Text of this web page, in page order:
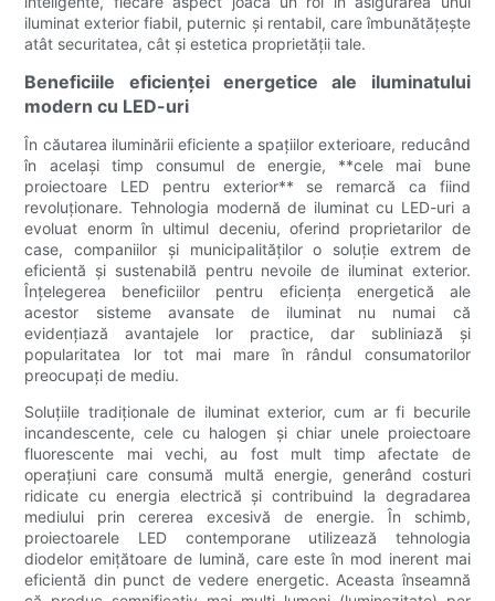
iluminat exterior fiabil, puternic și rentabil, care îmbunătățește
atât securitatea, cât și estetica proprietății tale.
Beneficiile eficienței energetice ale iluminatului
modern cu LED-uri
În căutarea iluminării eficiente a spațiilor exterioare, reducând
în același timp consumul de energie, **cele mai bune
proiectoare LED pentru exterior** se remarcă ca fiind
revoluționare. Tehnologia modernă de iluminat cu LED-uri a
evoluat enorm în ultimul deceniu, oferind proprietarilor de
case, companiilor și municipalităților o soluție extrem de
eficientă și sustenabilă pentru nevoile de iluminat exterior.
Înțelegerea beneficiilor pentru eficiența energetică ale
acestor sisteme avansate de iluminat nu numai că
evidențiază avantajele lor practice, dar subliniază și
popularitatea lor tot mai mare în rândul consumatorilor
preocupați de mediu.
Soluțiile tradiționale de iluminat exterior, cum ar fi becurile
incandescente, cele cu halogen și chiar unele proiectoare
fluorescente mai vechi, au fost mult timp afectate de
operațiuni care consumă multă energie, generând costuri
ridicate cu energia electrică și contribuind la degradarea
mediului prin cererea excesivă de energie. În schimb,
proiectoarele LED contemporane utilizează tehnologia
diodelor emițătoare de lumină, care este în mod inerent mai
eficientă din punct de vedere energetic. Aceasta înseamnă